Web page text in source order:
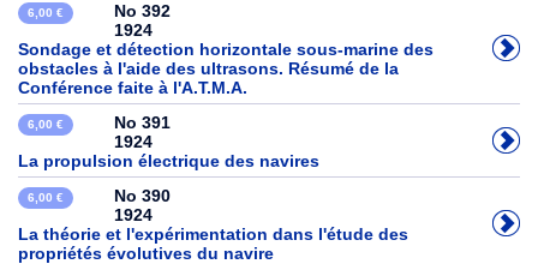
6,00 €
No 392
1924
Sondage et détection horizontale sous-marine des
obstacles à l'aide des ultrasons. Résumé de la
Conférence faite à l'A.T.M.A.
6,00 €
No 391
1924
La propulsion électrique des navires
6,00 €
No 390
1924
La théorie et l'expérimentation dans l'étude des
propriétés évolutives du navire